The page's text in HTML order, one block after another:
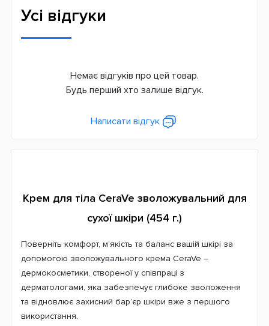
Країна виробник
Усі відгуки
Немає відгуків про цей товар.
Будь перший хто залише відгук.
Написати відгук
Крем для тіла CeraVe зволожувальний для
сухої шкіри (454 г.)
Поверніть комфорт, м’якість та баланс вашій шкірі за
допомогою зволожувального крема CeraVe –
дермокосметики, створеної у співпраці з
дерматологами, яка забезпечує глибоке зволоження
та відновлює захисний бар’єр шкіри вже з першого
використання.